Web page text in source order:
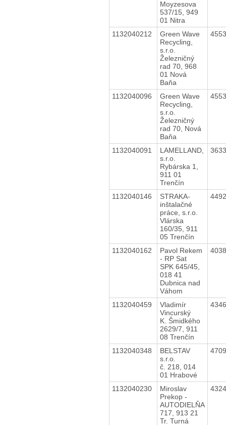
Moyzesova
537/15, 949
01 Nitra
1132040212
Green Wave
Recycling,
s.r.o.
Železničný
rad 70, 968
01 Nová
Baňa
1132040096
Green Wave
Recycling,
s.r.o.
Železničný
rad 70, Nová
Baňa
1132040091
LAMELLAND,
s.r.o.
Rybárska 1,
911 01
Trenčín
1132040146
STRAKA-
inštalačné
práce, s.r.o.
Vlárska
160/35, 911
05 Trenčín
1132040162
Pavol Rekem
- RP Sat
SPK 645/45,
018 41
Dubnica nad
Váhom
1132040459
Vladimír
Vincurský
K. Šmidkého
2629/7, 911
08 Trenčín
1132040348
BELSTAV
s.r.o.
č. 218, 014
01 Hrabové
1132040230
Miroslav
Prekop -
AUTODIELŇA
717, 913 21
Tr. Turná